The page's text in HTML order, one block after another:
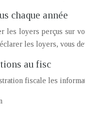
chaque année
les loyers perçus sur
les loyers, vous
au fisc
fiscale les